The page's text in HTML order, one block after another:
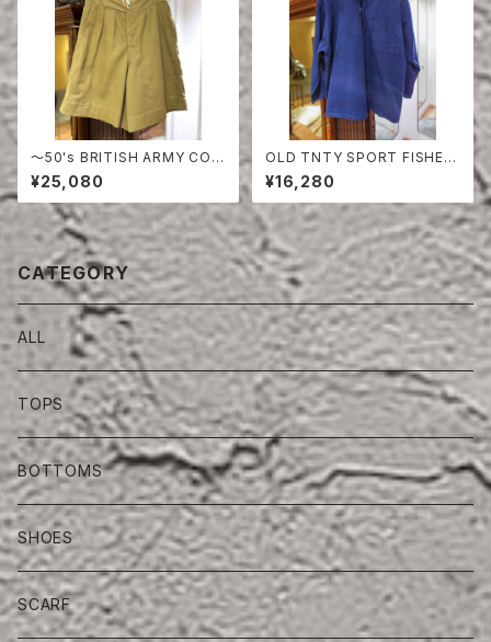
〜50's BRITISH ARMY COT
TON DRILL SHORTS
¥25,080
OLD TNTY SPORT FISHER
MAN SMOCK
¥16,280
CATEGORY
ALL
TOPS
BOTTOMS
SHOES
SCARF